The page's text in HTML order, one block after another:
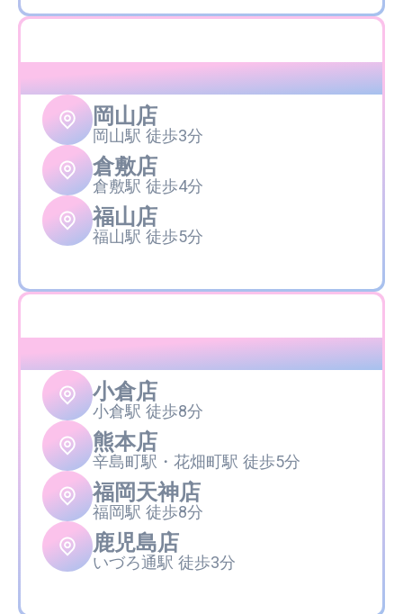
中国
岡山店
岡山駅 徒歩3分
倉敷店
倉敷駅 徒歩4分
福山店
福山駅 徒歩5分
九州
小倉店
小倉駅 徒歩8分
熊本店
辛島町駅・花畑町駅 徒歩5分
福岡天神店
福岡駅 徒歩8分
鹿児島店
いづろ通駅 徒歩3分